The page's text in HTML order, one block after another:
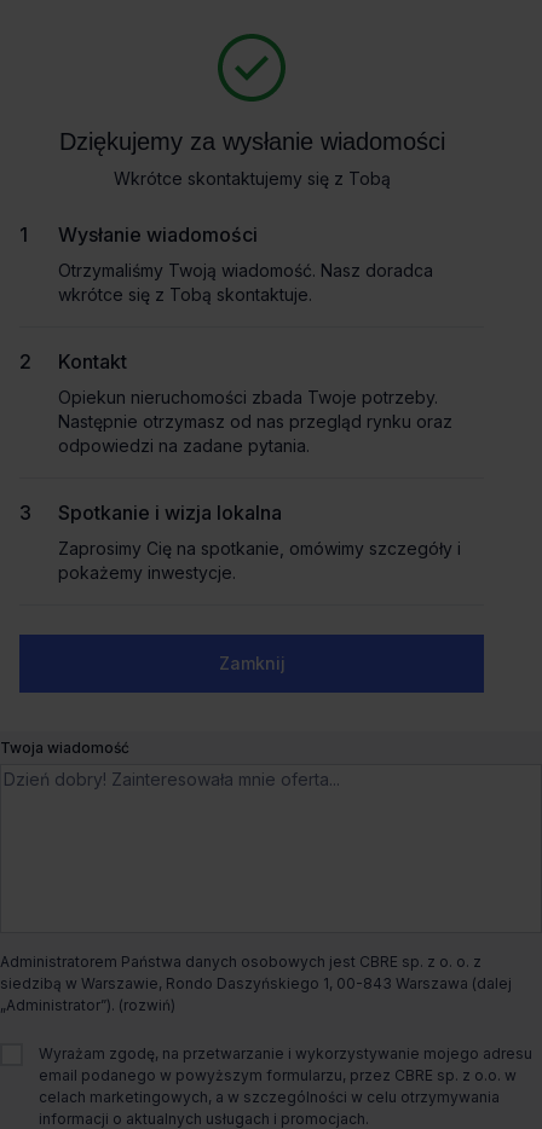
Wynajem tradycyjny
Biuro do wynajęcia Arkońska BP A4
Dogodny dojazd
Dostępna powierzchnia
Status budynku Istniejący
Rodzaj biura Tradycyjne
Rok budowy 2009
Dziękujemy za wysłanie wiadomości
Wkrótce skontaktujemy się z Tobą
Wysłanie wiadomości
Otrzymaliśmy Twoją wiadomość. Nasz doradca
wkrótce się z Tobą skontaktuje.
Kontakt
Opiekun nieruchomości zbada Twoje potrzeby.
Następnie otrzymasz od nas przegląd rynku oraz
odpowiedzi na zadane pytania.
Spotkanie i wizja lokalna
Zaprosimy Cię na spotkanie, omówimy szczegóły i
pokażemy inwestycje.
Zamknij
Masz pytania dotyczące oferty? Opowiedz nam o swoich
Twojej firmy. Napisz do nas!
Imię i nazwisko
Nazwa firmy
Email służbowy
Numer telefonu służbowy
Twoja wiadomość
Administratorem Państwa danych osobowych jest CBRE sp. z o. o. z
siedzibą w Warszawie, Rondo Daszyńskiego 1, 00-843 Warszawa (dalej
„Administrator”).
Wyrażam zgodę, na przetwarzanie i wykorzystywanie mojego adresu
email podanego w powyższym formularzu, przez CBRE sp. z o.o. w
celach marketingowych, a w szczególności w celu otrzymywania
informacji o aktualnych usługach i promocjach.
Dziękujemy za wysłanie wiadomości
Wkrótce skontaktujemy się z Tobą
Wysłanie wiadomości
Otrzymaliśmy Twoją wiadomość. Nasz doradca
wkrótce się z Tobą skontaktuje.
Kontakt
Opiekun nieruchomości zbada Twoje potrzeby.
Następnie otrzymasz od nas przegląd rynku oraz
odpowiedzi na zadane pytania.
Spotkanie i wizja lokalna
Zaprosimy Cię na spotkanie, omówimy szczegóły i
pokażemy inwestycje.
Zamknij